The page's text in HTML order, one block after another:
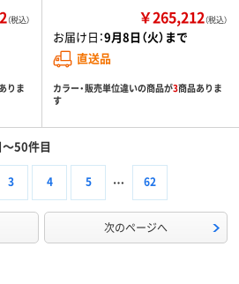
（税込）
りま
￥265,212（税込）
お届け日：9月8日（火）まで
直送品
カラー・販売単位違いの商品が3商品ありま
す
50件目
3 4 5 62
次のページへ